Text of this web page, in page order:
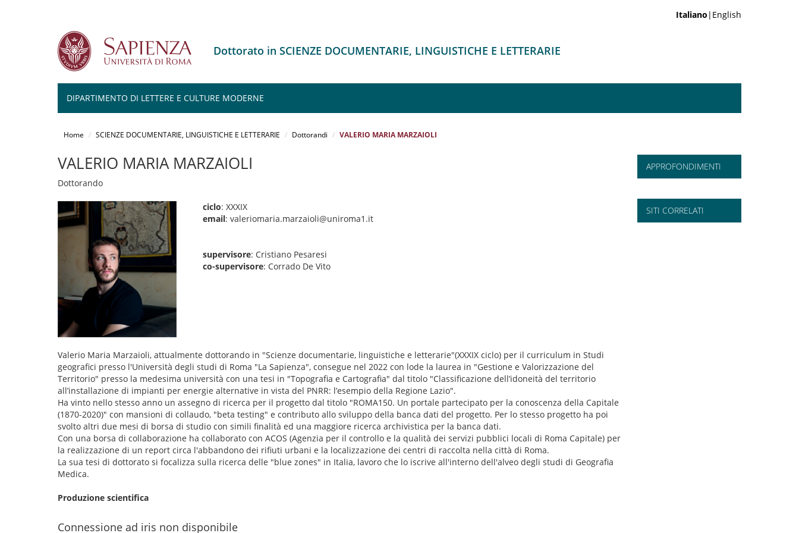
Italiano |English
Dottorato in SCIENZE DOCUMENTARIE, LINGUISTICHE E LETTERARIE
DIPARTIMENTO DI LETTERE E CULTURE MODERNE
Home SCIENZE DOCUMENTARIE, LINGUISTICHE E LETTERARIE Dottorandi VALERIO MARIA MARZAIOLI
VALERIO MARIA MARZAIOLI
Dottorando
ciclo: XXXIX
email: valeriomaria.marzaioli@uniroma1.it
supervisore: Cristiano Pesaresi
co-supervisore: Corrado De Vito
Valerio Maria Marzaioli, attualmente dottorando in "Scienze documentarie, linguistiche e letterarie"(XXXIX ciclo) per il curriculum in Studi
geografici presso l'Università degli studi di Roma "La Sapienza", consegue nel 2022 con lode la laurea in "Gestione e Valorizzazione del
Territorio" presso la medesima università con una tesi in "Topografia e Cartografia" dal titolo "Classificazione dell’idoneità del territorio
all’installazione di impianti per energie alternative in vista del PNRR: l’esempio della Regione Lazio".
Ha vinto nello stesso anno un assegno di ricerca per il progetto dal titolo "ROMA150. Un portale partecipato per la conoscenza della Capitale
(1870-2020)" con mansioni di collaudo, "beta testing" e contributo allo sviluppo della banca dati del progetto. Per lo stesso progetto ha poi
svolto altri due mesi di borsa di studio con simili finalità ed una maggiore ricerca archivistica per la banca dati.
Con una borsa di collaborazione ha collaborato con ACOS (Agenzia per il controllo e la qualità dei servizi pubblici locali di Roma Capitale) per
la realizzazione di un report circa l'abbandono dei rifiuti urbani e la localizzazione dei centri di raccolta nella città di Roma.
La sua tesi di dottorato si focalizza sulla ricerca delle "blue zones" in Italia, lavoro che lo iscrive all'interno dell'alveo degli studi di Geografia
Medica.
Produzione scientifica
Connessione ad iris non disponibile
APPROFONDIMENTI
SITI CORRELATI